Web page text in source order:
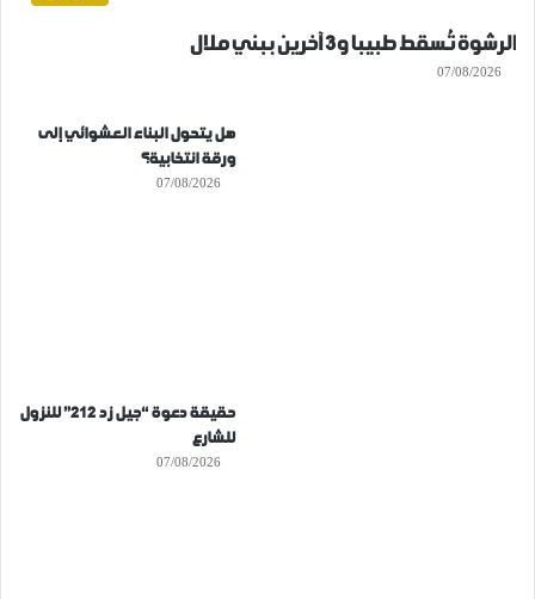
الرشوة تُسقط طبيبا و3 آخرين ببني ملال
07/08/2026
هل يتحول البناء العشوائي إلى
ورقة انتخابية؟
07/08/2026
حقيقة دعوة “جيل زد 212” للنزول
للشارع
07/08/2026